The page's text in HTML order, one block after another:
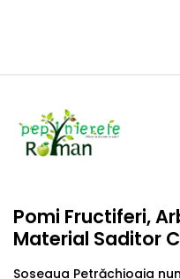
Pomi Fructiferi,
Material Saditor
Soseaua Petrăchioaia